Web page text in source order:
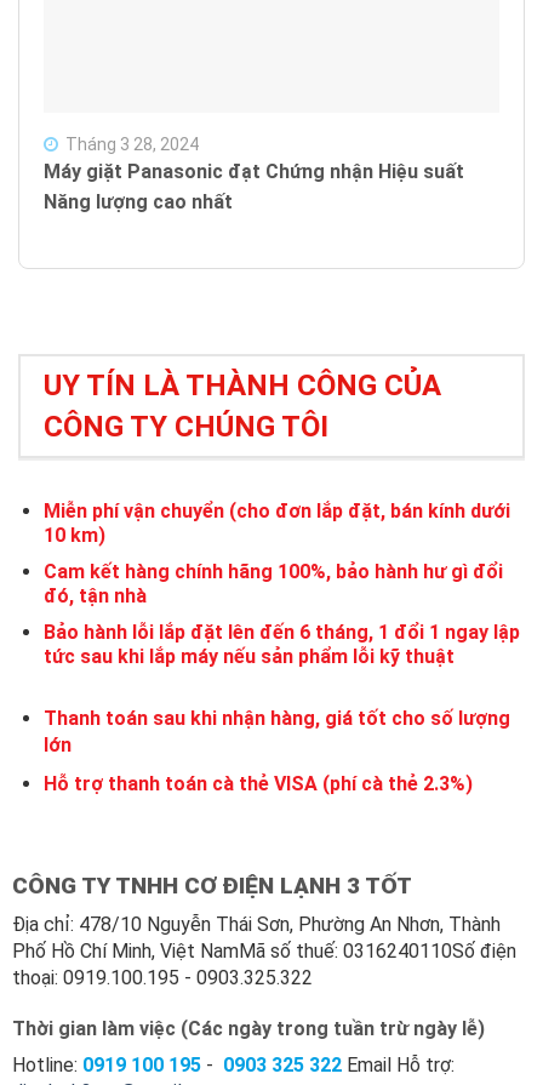
Máy giặt Panasonic đạt Chứng nhận Hiệu suất
Năng lượng cao nhất
Tháng 3 28, 2024
UY TÍN LÀ THÀNH CÔNG CỦA
CÔNG TY CHÚNG TÔI
Miễn phí vận chuyển (cho đơn lắp đặt, bán kính dưới
10 km)
Cam kết hàng chính hãng 100%, bảo hành hư gì đổi
đó, tận nhà
Bảo hành lỗi lắp đặt lên đến 6 tháng, 1 đổi 1 ngay lập
tức sau khi lắp máy nếu sản phẩm lỗi kỹ thuật
Thanh toán sau khi nhận hàng, giá tốt cho số lượng
lớn
Hỗ trợ thanh toán cà thẻ VISA (phí cà thẻ 2.3%)
CÔNG TY TNHH CƠ ĐIỆN LẠNH 3 TỐT
Địa chỉ: 478/10 Nguyễn Thái Sơn, Phường An Nhơn, Thành
Phố Hồ Chí Minh, Việt NamMã số thuế: 0316240110Số điện
thoại: 0919.100.195 - 0903.325.322
Thời gian làm việc (Các ngày trong tuần trừ ngày lễ)
Hotline: 0919 100 195 - 0903 325 322 Email Hỗ trợ: